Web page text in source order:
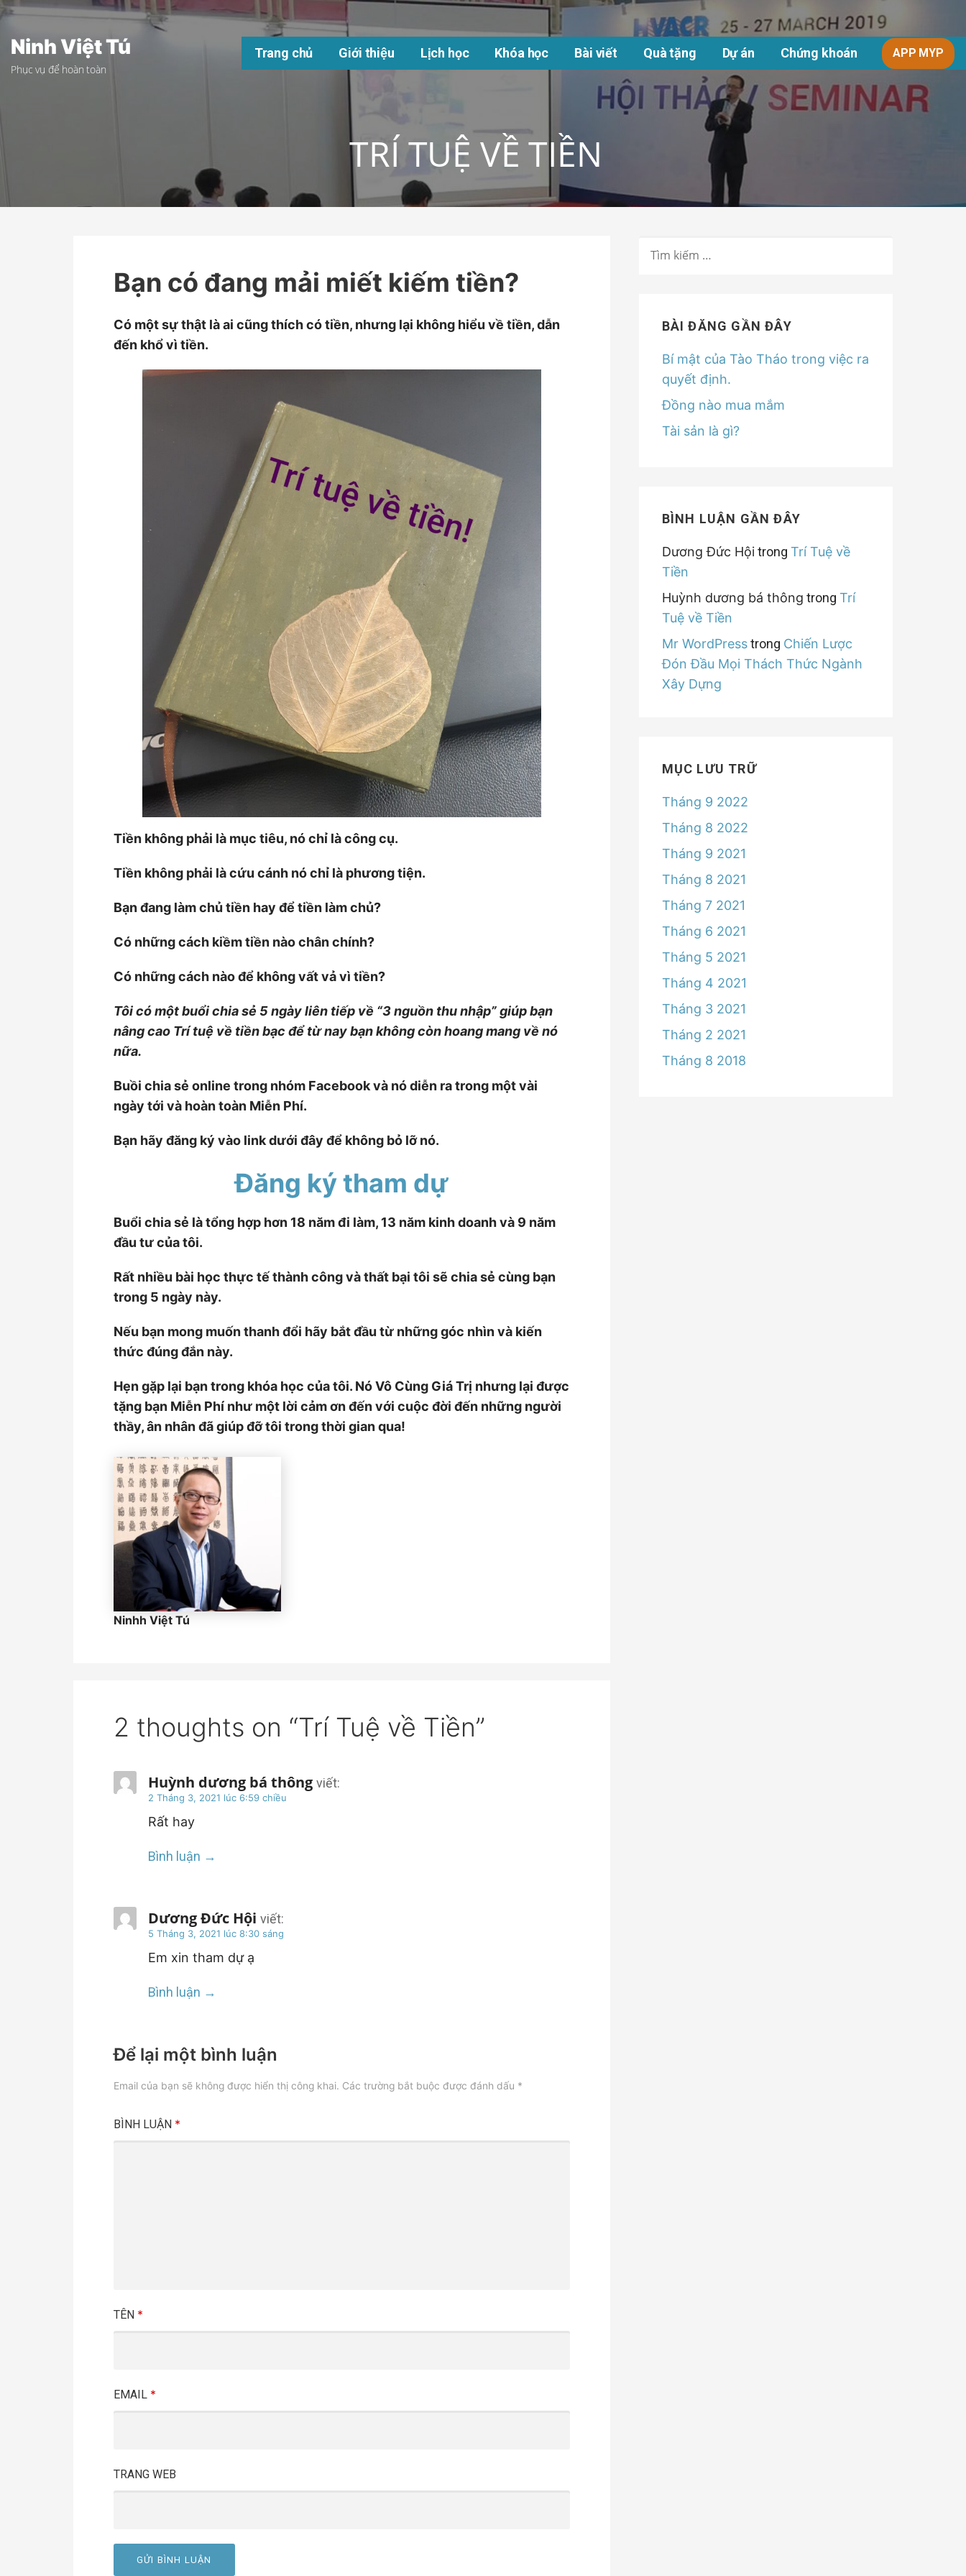
Chuyển
phần
dung
Ninh Việt Tú
Phục vụ để hoàn toàn
Trang chủ Giới thiệu Lịch học Khóa học Bài viết Quà tặng Dự án Chứng khoán APP MYP
TRÍ TUỆ VỀ TIỀN
Bạn có đang mải miết kiếm tiền?
Có một sự thật là ai cũng thích có tiền, nhưng lại không hiểu về tiền, dẫn
đến khổ vì tiền.
Tiền không phải là mục tiêu, nó chỉ là công cụ.
Tiền không phải là cứu cánh nó chỉ là phương tiện.
Bạn đang làm chủ tiền hay để tiền làm chủ?
Có những cách kiềm tiền nào chân chính?
Có những cách nào để không vất vả vì tiền?
Tôi có một buổi chia sẻ 5 ngày liên tiếp về “3 nguồn thu nhập” giúp bạn
nâng cao Trí tuệ về tiền bạc để từ nay bạn không còn hoang mang về nó
nữa.
Buồi chia sẻ online trong nhóm Facebook và nó diễn ra trong một vài
ngày tới và hoàn toàn Miễn Phí.
Bạn hãy đăng ký vào link dưới đây để không bỏ lỡ nó.
Đăng ký tham dự
Buổi chia sẻ là tổng hợp hơn 18 năm đi làm, 13 năm kinh doanh và 9 năm
đầu tư của tôi.
Rất nhiều bài học thực tế thành công và thất bại tôi sẽ chia sẻ cùng bạn
trong 5 ngày này.
Nếu bạn mong muốn thanh đổi hãy bắt đầu từ những góc nhìn và kiến
thức đúng đắn này.
Hẹn gặp lại bạn trong khóa học của tôi. Nó Vô Cùng Giá Trị nhưng lại được
tặng bạn Miễn Phí như một lời cảm ơn đến với cuộc đời đến những người
thầy, ân nhân đã giúp đỡ tôi trong thời gian qua!
Ninhh Việt Tú
2 thoughts on “Trí Tuệ về Tiền”
Huỳnh dương bá thông viết:
2 Tháng 3, 2021 lúc 6:59 chiều
Rất hay
Bình luận
Dương Đức Hội viết:
5 Tháng 3, 2021 lúc 8:30 sáng
Em xin tham dự ạ
Bình luận
Để lại một bình luận
Email của bạn sẽ không được hiển thị công khai. Các trường bắt buộc được đánh dấu *
BÌNH LUẬN *
TÊN *
EMAIL *
TRANG WEB
KIẾM
BÀI ĐĂNG GẦN ĐÂY
Bí mật của Tào Tháo trong việc ra
quyết định.
Đồng nào mua mắm
Tài sản là gì?
BÌNH LUẬN GẦN ĐÂY
Dương Đức Hội trong Trí Tuệ về
Tiền
Huỳnh dương bá thông trong Trí
Tuệ về Tiền
Mr WordPresstrong Chiến Lược
Đón Đầu Mọi Thách Thức Ngành
Xây Dựng
MỤC LƯU TRỮ
Tháng 9 2022
Tháng 8 2022
Tháng 9 2021
Tháng 8 2021
Tháng 7 2021
Tháng 6 2021
Tháng 5 2021
Tháng 4 2021
Tháng 3 2021
Tháng 2 2021
Tháng 8 2018